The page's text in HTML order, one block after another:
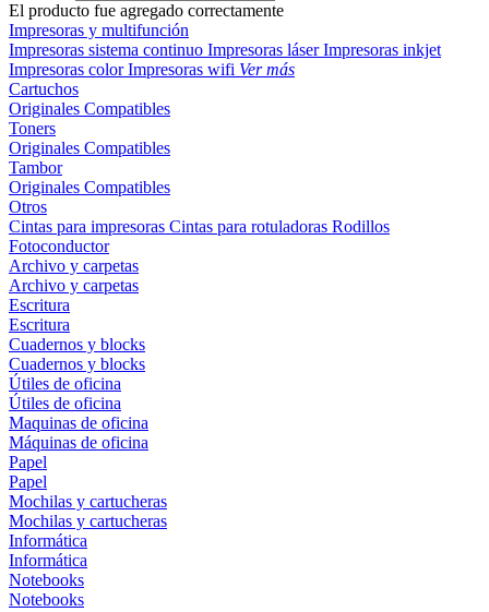
El producto fue agregado correctamente
Impresoras y multifunción
Impresoras sistema continuo Impresoras láserImpresoras inkjet
Impresoras colorImpresoras wifi Ver más
Cartuchos
Originales Compatibles
Toners
Originales Compatibles
Tambor
Originales Compatibles
Otros
Cintas para impresoras Cintas para rotuladoras Rodillos
Fotoconductor
Archivo y carpetas
Archivo y carpetas
Escritura
Escritura
Cuadernos y blocks
Cuadernos y blocks
Útiles de oficina
Útiles de oficina
Maquinas de oficina
Máquinas de oficina
Papel
Papel
Mochilas y cartucheras
Mochilas y cartucheras
Informática
Informática
Notebooks
Notebooks